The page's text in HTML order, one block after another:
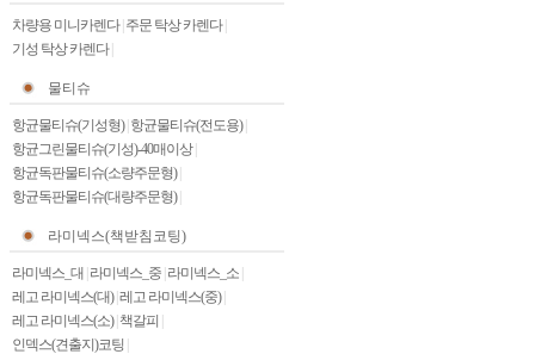
차량용 미니카렌다| 주문 탁상 카렌다|
기성 탁상 카렌다|
물티슈
항균물티슈(기성형)| 항균물티슈(전도용)|
항균그린물티슈(기성)-40매이상|
항균독판물티슈(소량주문형)|
항균독판물티슈(대량주문형)|
라미넥스(책받침코팅)
라미넥스_대 라미넥스_중 라미넥스_소
레고 라미넥스(대)| 레고 라미넥스(중)|
레고 라미넥스(소)| 책갈피
인덱스(견출지)코팅